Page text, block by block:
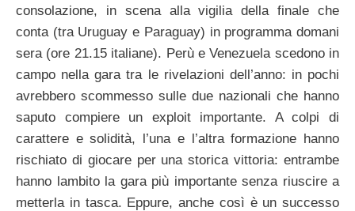
consolazione, in scena alla vigilia della finale che
conta (tra Uruguay e Paraguay) in programma domani
sera (ore 21.15 italiane). Perù e Venezuela scedono in
campo nella gara tra le rivelazioni dell’anno: in pochi
avrebbero scommesso sulle due nazionali che hanno
saputo compiere un exploit importante. A colpi di
carattere e solidità, l’una e l’altra formazione hanno
rischiato di giocare per una storica vittoria: entrambe
hanno lambito la gara più importante senza riuscire a
metterla in tasca. Eppure, anche così è un successo